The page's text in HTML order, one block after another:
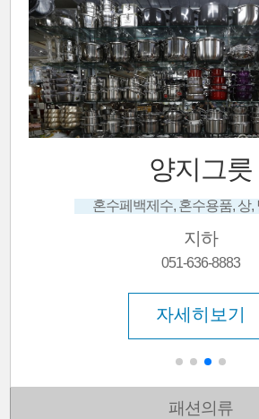
양지그릇
혼수페백제수, 혼수용품, 상,
지하
051-636-8883
자세히보기
패션의류